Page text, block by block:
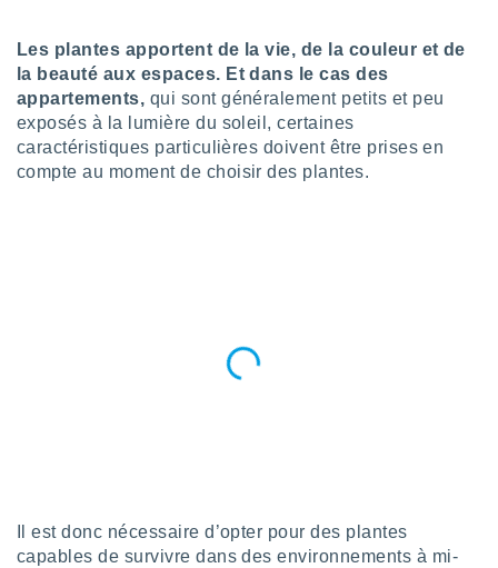
»,
au
vous
de
Les plantes apportent de la vie, de la couleur et de
la beauté aux espaces. Et dans le cas des
appartements, qui sont généralement petits et peu
exposés à la lumière du soleil, certaines
caractéristiques particulières doivent être prises en
compte au moment de choisir des plantes.
Il est donc nécessaire d’opter pour des plantes
capables de survivre dans des environnements à mi-